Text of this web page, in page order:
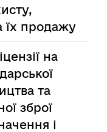
їх продажу
на
та
зброї
і